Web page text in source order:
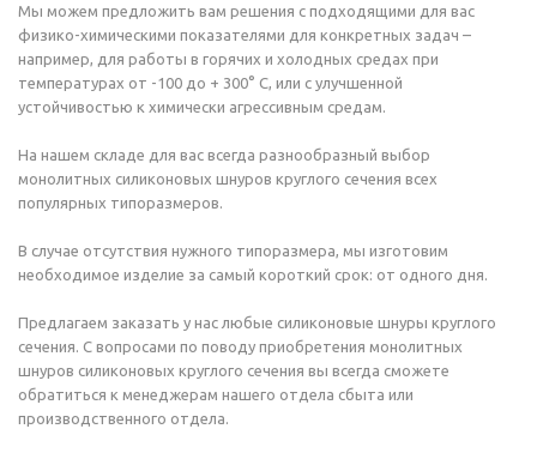
Мы можем предложить вам решения с подходящими для вас
физико-химическими показателями для конкретных задач –
например, для работы в горячих и холодных средах при
температурах от -100 до + 300° С, или с улучшенной
устойчивостью к химически агрессивным средам.
На нашем складе для вас всегда разнообразный выбор
монолитных силиконовых шнуров круглого сечения всех
популярных типоразмеров.
В случае отсутствия нужного типоразмера, мы изготовим
необходимое изделие за самый короткий срок: от одного дня.
Предлагаем заказать у нас любые силиконовые шнуры круглого
сечения. С вопросами по поводу приобретения монолитных
шнуров силиконовых круглого сечения вы всегда сможете
обратиться к менеджерам нашего отдела сбыта или
производственного отдела.